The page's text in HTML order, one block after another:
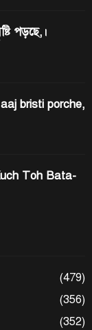
পড়ছে,।
bristi porche,
Toh Bata-
(479)
(356)
(352)